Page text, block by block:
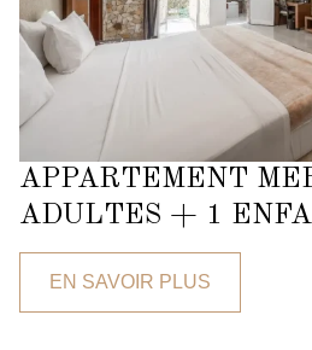
APPARTEMENT
ADULTES + 1
EN SAVOIR PLUS